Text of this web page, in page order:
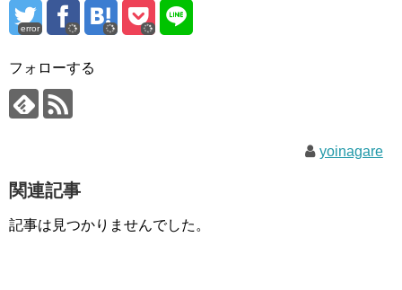
error
フォローする
yoinagare
関連記事
記事は見つかりませんでした。